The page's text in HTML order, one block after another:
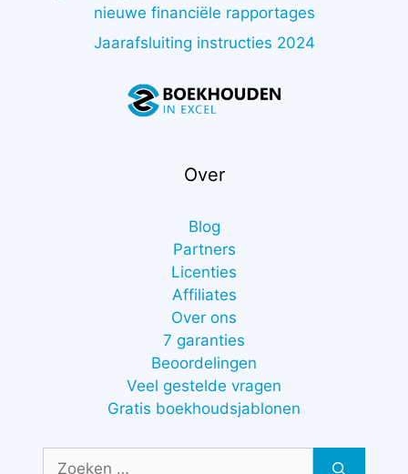
nieuwe financiële rapportages
Jaarafsluiting instructies 2024
Over
Blog
Partners
Licenties
Affiliates
Over ons
7 garanties
Beoordelingen
Veel gestelde vragen
Gratis boekhoudsjablonen
Zoek